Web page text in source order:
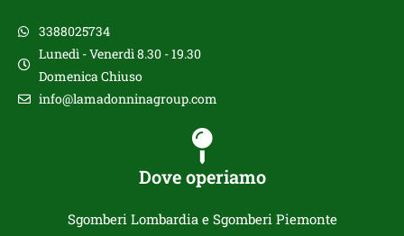
3388025734
Lunedì - Venerdì 8.30 - 19.30
Domenica Chiuso
info@lamadonninagroup.com
Dove operiamo
Sgomberi Lombardia e Sgomberi Piemonte